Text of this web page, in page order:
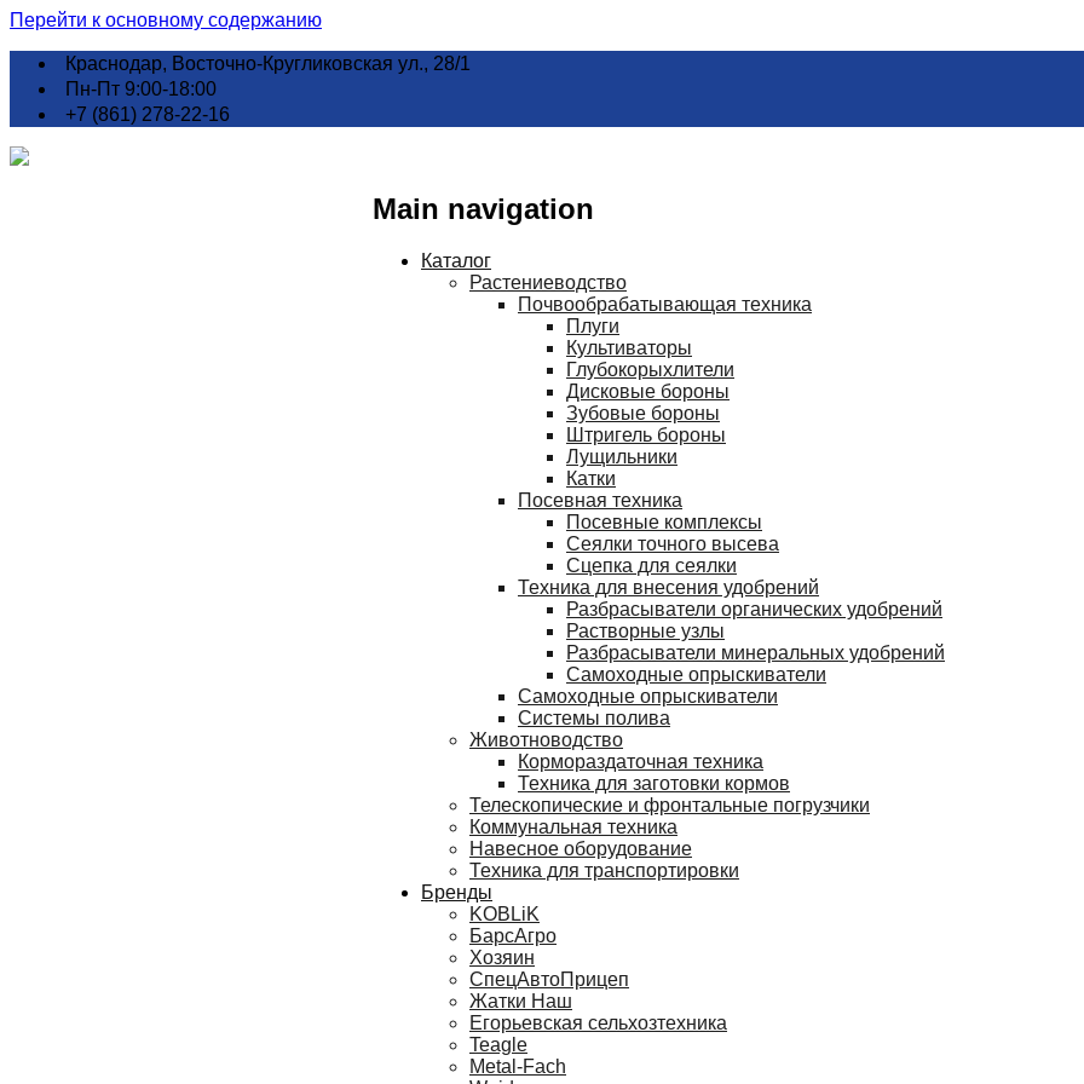
Перейти к основному содержанию
Краснодар, Восточно-Кругликовская ул., 28/1
Пн-Пт 9:00-18:00
+7 (861) 278-22-16
Main navigation
Каталог
Растениеводство
Почвообрабатывающая техника
Плуги
Культиваторы
Глубокорыхлители
Дисковые бороны
Зубовые бороны
Штригель бороны
Лущильники
Катки
Посевная техника
Посевные комплексы
Сеялки точного высева
Сцепка для сеялки
Техника для внесения удобрений
Разбрасыватели органических удобрений
Растворные узлы
Разбрасыватели минеральных удобрений
Самоходные опрыскиватели
Самоходные опрыскиватели
Системы полива
Животноводство
Кормораздаточная техника
Техника для заготовки кормов
Телескопические и фронтальные погрузчики
Коммунальная техника
Навесное оборудование
Техника для транспортировки
Бренды
KOBLiK
БарсАгро
Хозяин
СпецАвтоПрицеп
Жатки Наш
Егорьевская сельхозтехника
Teagle
Metal-Fach